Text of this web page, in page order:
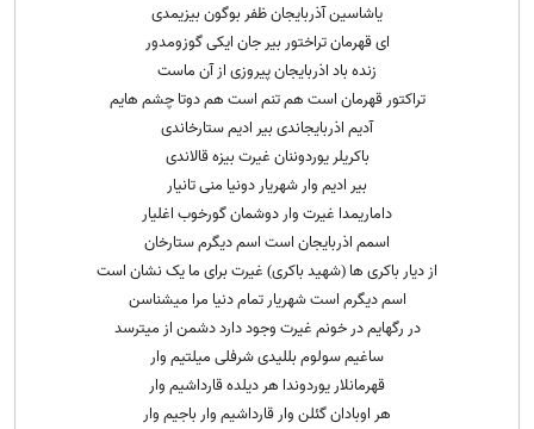
یاشاسین آذربایجان ظفر بوگون بیزیمدی
ای قهرمان تراختور بیر جان ایکی گوزومدور
زنده باد اذربایجان پیروزی از آن ماست
تراکتور قهرمان است هم تنم است هم دوتا چشم هایم
آدیم اذربایجاندی بیر ادیم ستارخاندی
باکریلر یوردوننان غیرت بیزه قالاندی
بیر ادیم وار شهریار دونیا منی تانیار
داماریمدا غیرت وار دوشمان گورخوب اغلیار
اسمم اذربایجان است اسم دیگرم ستارخان
از دیار باکری ها (شهید باکری) غیرت برای ما یک نشان است
اسم دیگرم است شهریار تمام دنیا مرا میشناسن
در رگهایم در خونم غیرت وجود دارد دشمن از میترسد
ساغیم سولوم بللیدی شرفلی میلتیم وار
قهرمانلار یوردوندا هر دیلده قارداشیم وار
هر اوبادان گئلن وار قارداشیم وار باجیم وار